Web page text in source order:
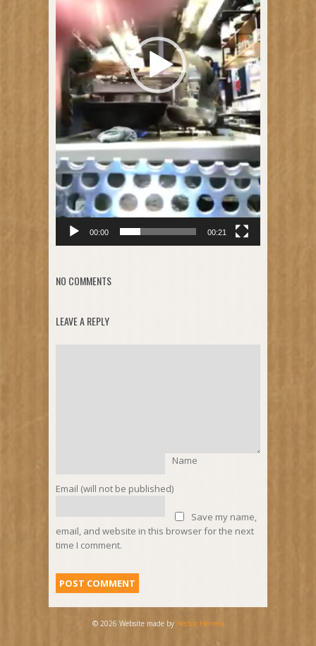
00:00 00:21
NO COMMENTS
LEAVE A REPLY
Name
Email (will not be published)
Save my name,
email, and website in this browser for the next
time I comment.
© 2026 Website made by Héctor Herrera